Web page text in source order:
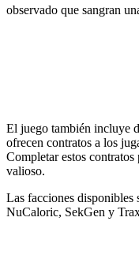
observado que sangran
El juego también incluye
ofrecen contratos a los
Completar estos
valioso.
Las facciones
NuCaloric, SekGen y